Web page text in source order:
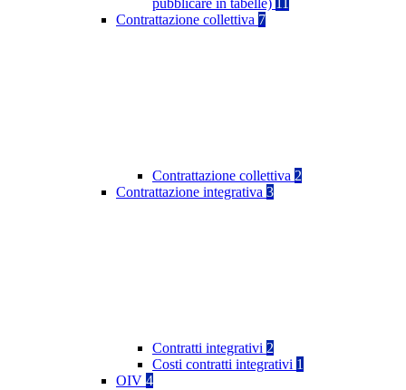
pubblicare in tabelle) 11
Contrattazione collettiva 7
Contrattazione collettiva 2
Contrattazione integrativa 3
Contratti integrativi 2
Costi contratti integrativi 1
OIV 4